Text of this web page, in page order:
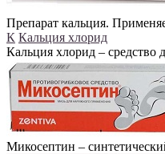
Препарат кальция.
К Кальция хлорид
Кальция хлорид – средство
Микосептин –